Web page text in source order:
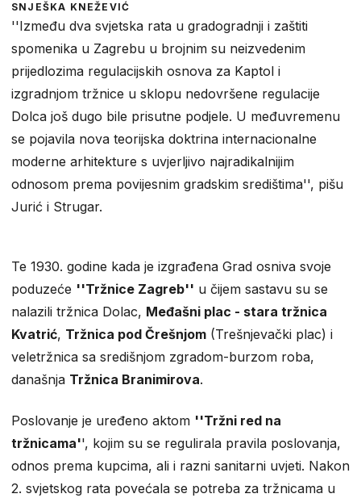
SNJEŠKA KNEŽEVIĆ
''Između dva svjetska rata u gradogradnji i zaštiti
spomenika u Zagrebu u brojnim su neizvedenim
prijedlozima regulacijskih osnova za Kaptol i
izgradnjom tržnice u sklopu nedovršene regulacije
Dolca još dugo bile prisutne podjele. U međuvremenu
se pojavila nova teorijska doktrina internacionalne
moderne arhitekture s uvjerljivo najradikalnijim
odnosom prema povijesnim gradskim središtima'', pišu
Jurić i Strugar.
Te 1930. godine kada je izgrađena Grad osniva svoje
poduzeće ''Tržnice Zagreb'' u čijem sastavu su se
nalazili tržnica Dolac, Međašni plac - stara tržnica
Kvatrić, Tržnica pod Črešnjom (Trešnjevački plac) i
veletržnica sa središnjom zgradom-burzom roba,
današnja Tržnica Branimirova.
Poslovanje je uređeno aktom ''Tržni red na
tržnicama'', kojim su se regulirala pravila poslovanja,
odnos prema kupcima, ali i razni sanitarni uvjeti. Nakon
2. svjetskog rata povećala se potreba za tržnicama u